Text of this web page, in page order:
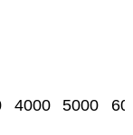
4000 5000